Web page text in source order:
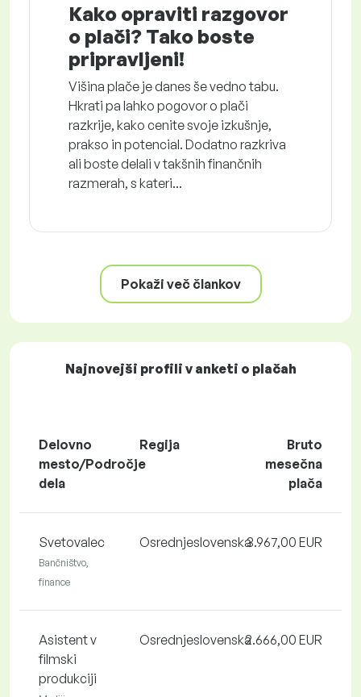
Kako opraviti razgovor
o plači? Tako boste
pripravljeni!
Višina plače je danes še vedno tabu.
Hkrati pa lahko pogovor o plači
razkrije, kako cenite svoje izkušnje,
prakso in potencial. Dodatno razkriva
ali boste delali v takšnih finančnih
razmerah, s kateri...
Pokaži več člankov
Najnovejši profili v anketi o plačah
Delovno
mesto/Področje
dela
Regija
Bruto
mesečna
plača
Svetovalec
Bančništvo,
finance
Osrednjeslovenska3.967,00 EUR
Asistent v
filmski
produkciji
Osrednjeslovenska2.666,00 EUR